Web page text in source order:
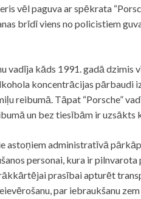
vēl paguva ar spēkrata
brīdī viens no policistiem
vadīja kāds 1991. gadā dzimis
koncentrācijas pārbaudi
reibumā. Tāpat “Porsche”
un bez tiesībām ir uzsākts
astoņiem administratīvā
personai, kura ir
prasībai apturēt
par iebraukšanu